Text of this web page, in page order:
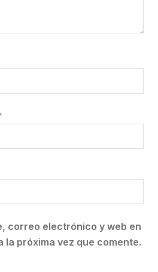
correo electrónico y web en
la próxima vez que comente.